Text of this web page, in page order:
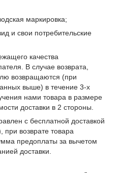
маркировка;
и свои потребительские
качества
В случае возврата,
возвращаются (при
выше) в течение 3-х
нами товара в размере
доставки в 2 стороны.
с бесплатной доставкой
при возврате товара
предоплаты за вычетом
доставки.